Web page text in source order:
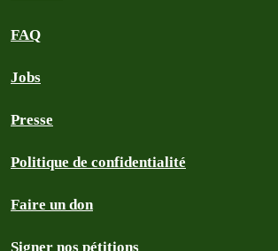
FAQ
Jobs
Presse
Politique de confidentialité
Faire un don
Signer nos pétitions